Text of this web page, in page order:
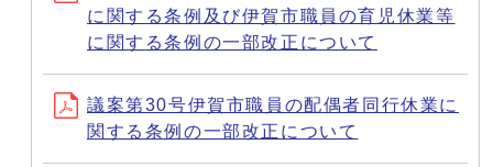
に関する条例及び伊賀市職員の育児休業等
に関する条例の一部改正について
議案第30号伊賀市職員の配偶者同行休業に
関する条例の一部改正について